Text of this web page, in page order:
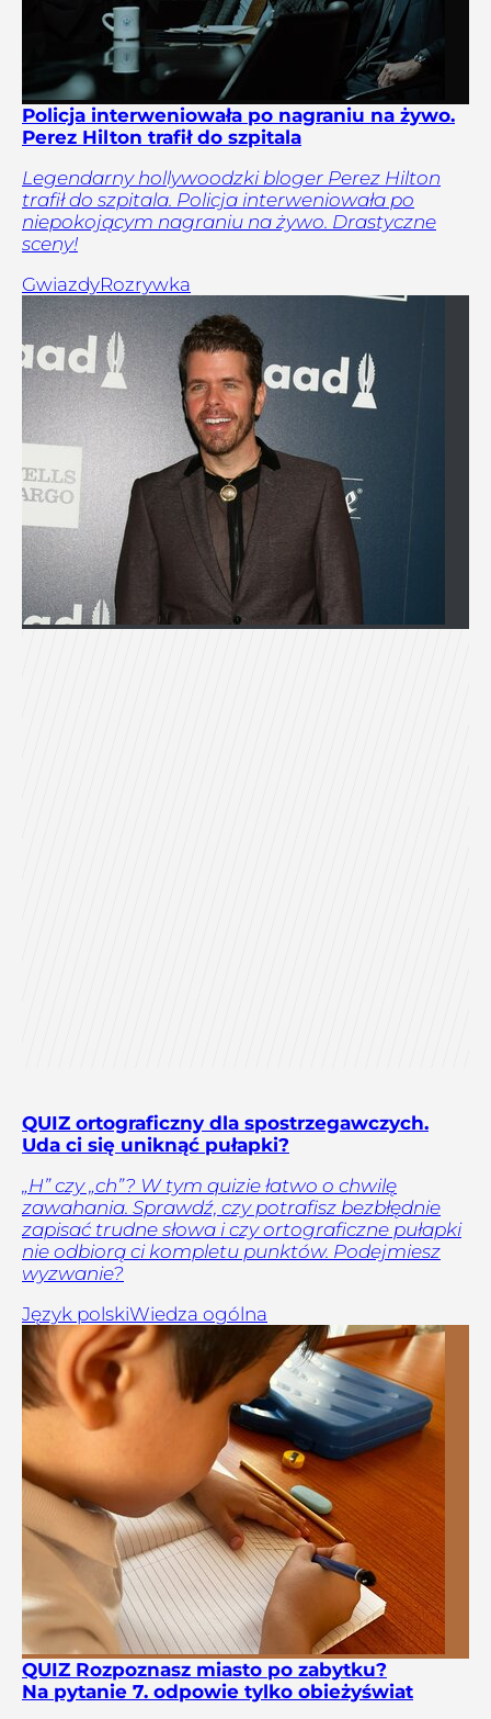
Policja interweniowała po nagraniu na żywo.
Perez Hilton trafił do szpitala
Legendarny hollywoodzki bloger Perez Hilton
trafił do szpitala. Policja interweniowała po
niepokojącym nagraniu na żywo. Drastyczne
sceny!
GwiazdyRozrywka
QUIZ ortograficzny dla spostrzegawczych.
Uda ci się uniknąć pułapki?
„H” czy „ch”? W tym quizie łatwo o chwilę
zawahania. Sprawdź, czy potrafisz bezbłędnie
zapisać trudne słowa i czy ortograficzne pułapki
nie odbiorą ci kompletu punktów. Podejmiesz
wyzwanie?
Język polskiWiedza ogólna
QUIZ Rozpoznasz miasto po zabytku?
Na pytanie 7. odpowie tylko obieżyświat